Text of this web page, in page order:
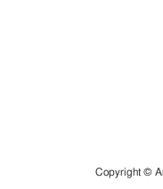
Copyright ©